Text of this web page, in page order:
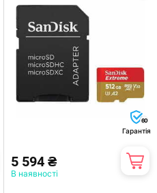
60
Гарантія
5 594 ₴
В наявності